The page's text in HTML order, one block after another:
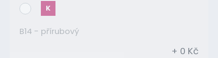
K
B14 - přírubový
+ 0 Kč